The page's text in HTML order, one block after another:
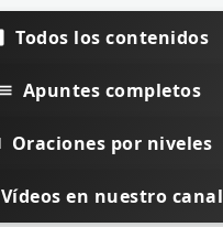
Todos los contenidos
Apuntes completos
Oraciones por niveles
Vídeos en nuestro canal